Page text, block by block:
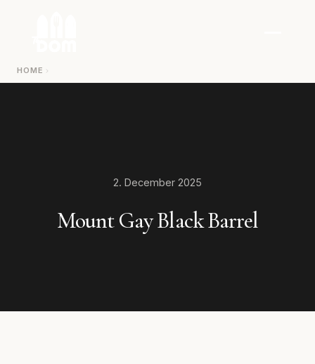
HOME
2. December 2025
Mount Gay Black Barrel